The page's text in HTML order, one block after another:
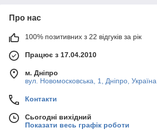
Про нас
100% позитивних з 22 відгуків за рік
Працює з 17.04.2010
м. Дніпро
вул. Новомосковська, 1, Дніпро, Україна
Контакти
Сьогодні вихідний
Показати весь графік роботи